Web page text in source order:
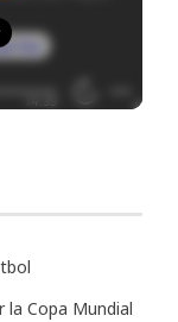
Copa Mundial